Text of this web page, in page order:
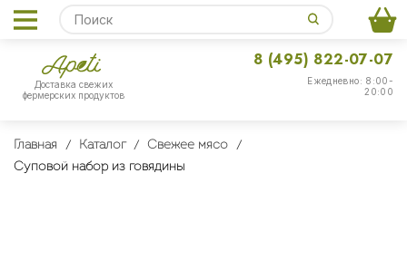
Доставка свежих
фермерских продуктов
Ежедневно: 8:00-
20:00
8 (495) 822-07-07
Главная Каталог
Свежее мясо
Суповой набор из говядины